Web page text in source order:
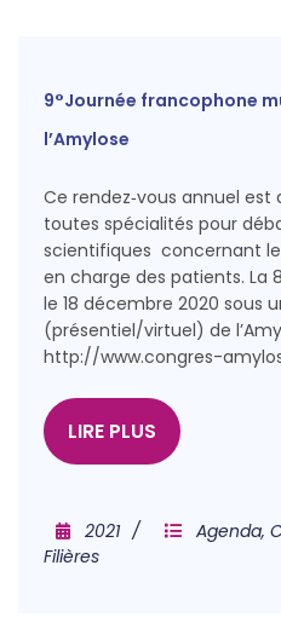
9°Journée francophone
l’Amylose
Ce rendez‑vous annuel
toutes spécialités pour
scientifiques concernant
en charge des patients. La
le 18 décembre 2020 sous
(présentiel/virtuel) de
http://www.congres-
LIRE PLUS
2021 Agenda,
Filières